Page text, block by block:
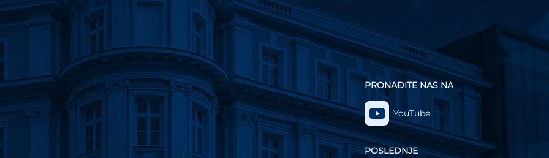
PRONAĐITE NAS NA
YouTube
POSLEDNJE